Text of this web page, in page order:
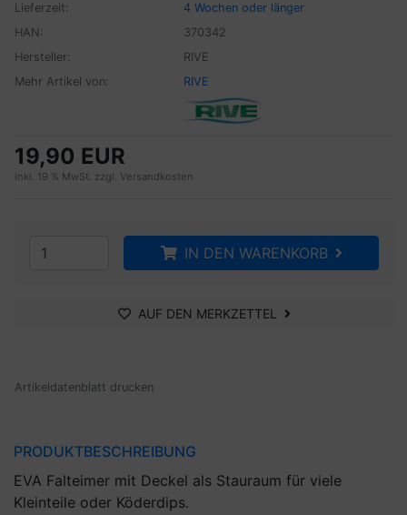
Lieferzeit:
4 Wochen oder länger
HAN:
370342
Hersteller:
RIVE
Mehr Artikel von:
RIVE
19,90 EUR
inkl. 19 % MwSt. zzgl. Versandkosten
IN DEN WARENKORB
AUF DEN MERKZETTEL
Artikeldatenblatt drucken
PRODUKTBESCHREIBUNG
EVA Falteimer mit Deckel als Stauraum für viele
Kleinteile oder Köderdips.